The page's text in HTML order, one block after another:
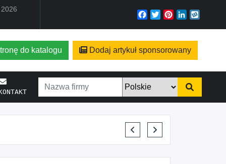
Facebook
TwitterPinterest
LinkedIn
do katalogu Dodaj artykuł sponsorowany